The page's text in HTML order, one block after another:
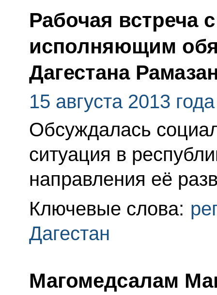
Рабочая встреча
исполняющим
Дагестана
15 августа 2013 года
Обсуждалась
ситуация в
направления её
Ключевые слова:
Дагестан
Магомедсалам